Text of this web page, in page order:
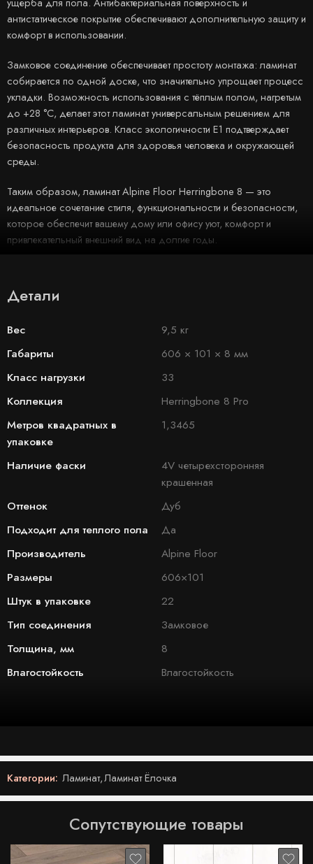
антистатическое покрытие обеспечивают дополнительную защиту и
комфорт в использовании.
Замковое соединение обеспечивает простоту монтажа: ламинат
собирается по одной доске, что значительно упрощает процесс
укладки. Возможность использования с тёплым полом, нагретым
до +28 °C, делает этот ламинат универсальным решением для
различных интерьеров. Класс экологичности E1 подтверждает
безопасность продукта для здоровья человека и окружающей
среды.
Таким образом, ламинат Alpine Floor Herringbone 8 — это
идеальное сочетание стиля, функциональности и безопасности,
которое обеспечит вашему дому или офису уют, комфорт и
привлекательный внешний вид на долгие годы.
Детали
Вес
9,5 кг
Габариты
606 × 101 × 8 мм
Класс нагрузки
33
Коллекция
Herringbone 8 Pro
Метров квадратных в
упаковке
1,3465
Наличие фаски
4V четырехсторонняя
крашенная
Оттенок
Дуб
Подходит для теплого пола
Да
Производитель
Alpine Floor
Размеры
606×101
Штук в упаковке
22
Тип соединения
Замковое
Толщина, мм
8
Влагостойкость
Влагостойкость
Категории: Ламинат,Ламинат Ёлочка
Сопутствующие товары